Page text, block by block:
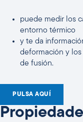
puede medir los
entorno térmico
y te da
deformación y
de fusión.
PULSA AQUÍ